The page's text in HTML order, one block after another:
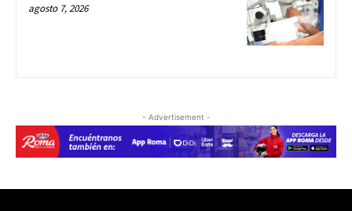
agosto 7, 2026
- Advertisement -